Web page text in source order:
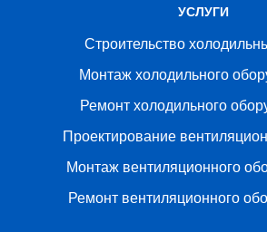
УСЛУГИ
Строительство
Монтаж холодильного
Ремонт холодильного
Проектирование
Монтаж вентиляционного
Ремонт вентиляционного